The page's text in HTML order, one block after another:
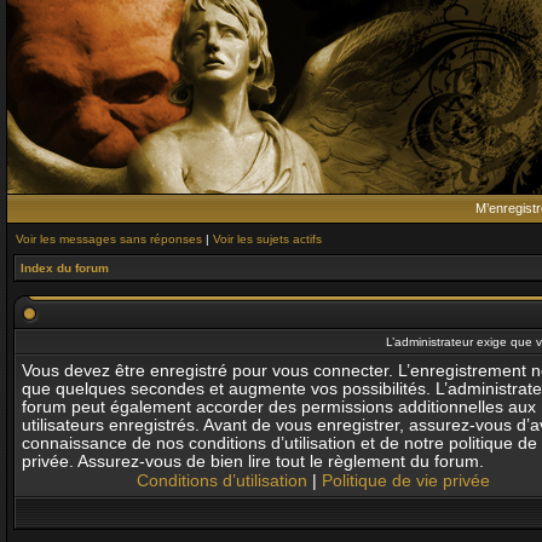
Voir les messages sans réponses | Voir les sujets actifs
Index du forum
L’administrateur exige que
Vous devez être enregistré pour vous connecter. L’enregistrement
que quelques secondes et augmente vos possibilités.
forum peut également accorder des permissions additionnelles aux
utilisateurs enregistrés. Avant de vous enregistrer, assurez-vous
connaissance de nos conditions d’utilisation et de notre politique de
privée. Assurez-vous de bien lire tout le règlement du forum.
Conditions d’utilisation
Politique de vie privée